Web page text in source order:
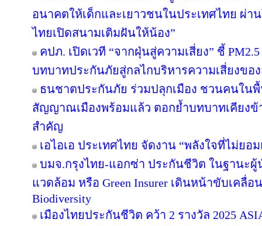
อนาคตให้เด็กและเยาวชนในประเทศไทย ผ่าน
ไทยเปิดสนามเติมฝันให้น้อง”
คปภ. เปิดเวที “จากฝุ่นสู่ความเสี่ยง” ชี้
บทบาทประกันภัยสู่กลไกบริหารความเสี่ยงขอ
ธนชาตประกันภัย ร่วมปลุกเมือง ชวนคนใน
สัญญาณเมืองพร้อมแล้ว ตอกย้ำบทบาทเคียงข้
สำคัญ
เอไอเอ ประเทศไทย จัดงาน “พลังใจที่ไม่ยอ
บมจ.กรุงไทย-แอกซ่า ประกันชีวิต ในฐานะ
แวดล้อม หรือ Green Insurer เดินหน้าขับเคลื่อ
Biodiversity
เมืองไทยประกันชีวิต คว้า 2 รางวัล 2025